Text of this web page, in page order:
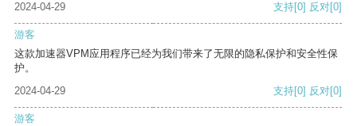
2024-04-29
支持[0] 反对[0]
游客
这款加速器VPM应用程序已经为我们带来了无限的隐私保护和安全性保
护。
2024-04-29
支持[0] 反对[0]
游客